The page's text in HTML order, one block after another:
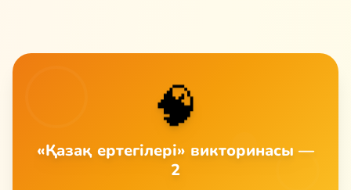
🧠
«Қазақ ертегілері» викторинасы —
2